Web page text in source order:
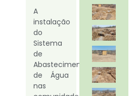
A
instalação
do
Sistema
de
Abastecimento
de Água
nas